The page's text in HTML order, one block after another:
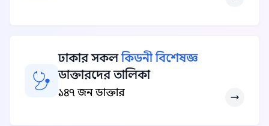
ঢাকার সকলকিডনী বিশেষজ্ঞ
ডাক্তারদের তালিকা
১৪৭ জন ডাক্তার